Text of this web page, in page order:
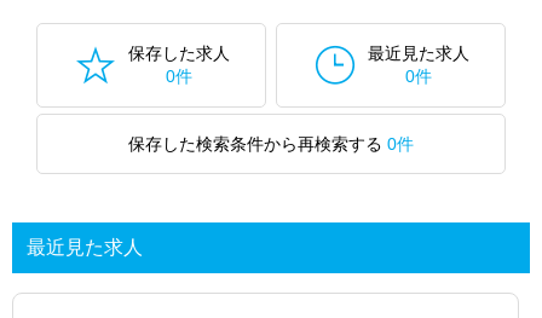
保存した求人
0件
最近見た求人
0件
保存した検索条件から再検索する 0件
最近見た求人